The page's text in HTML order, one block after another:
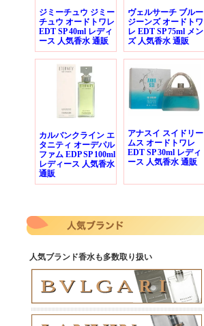
ジミーチュウ ジミー
チュウ オードトワレ
EDT SP 40ml レディ
ース 人気香水 通販
ヴェルサーチ ブルー
ジーンズ オードトワ
レ EDT SP 75ml メン
ズ 人気香水 通販
カルバンクライン エ
タニティ オーデパル
ファム EDP SP 100ml
レディース 人気香水
通販
アナスイ スイドリー
ムス オードトワレ
EDT SP 30ml レディ
ース 人気香水 通販
人気ブランド香水も多数取り扱い